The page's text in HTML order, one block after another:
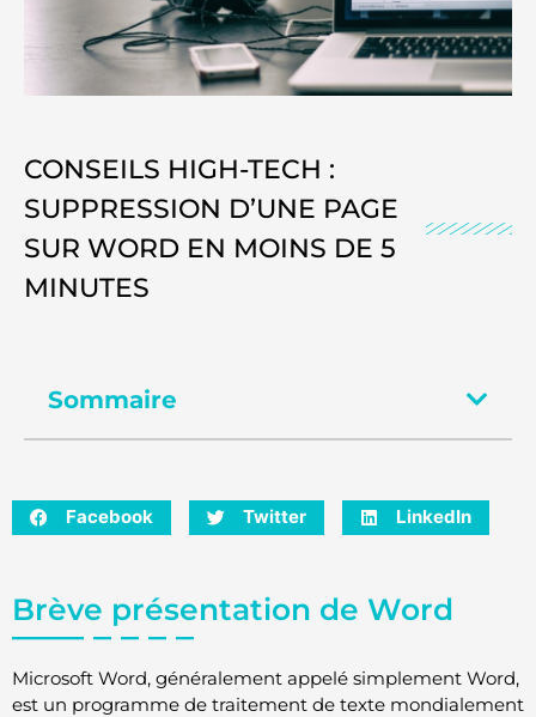
CONSEILS HIGH-TECH :
SUPPRESSION D’UNE PAGE
SUR WORD EN MOINS DE 5
MINUTES
Sommaire
Facebook Twitter LinkedIn
Brève présentation de Word
Microsoft Word, généralement appelé simplement Word,
est un programme de traitement de texte mondialement